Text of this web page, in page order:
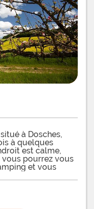
à Dosches,
à quelques
est calme,
pourrez vous
et vous
ou encore
de la Forêt